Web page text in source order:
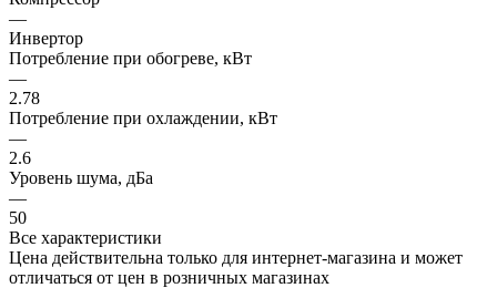
—
Инвертор
Потребление при обогреве, кВт
—
2.78
Потребление при охлаждении, кВт
—
2.6
Уровень шума, дБа
—
50
Все характеристики
Цена действительна только для интернет-магазина и может
отличаться от цен в розничных магазинах